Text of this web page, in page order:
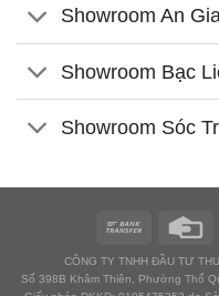
Showroom An
Showroom Bạc
Showroom Sóc
CÔNG TY TNHH ĐẦU TƯ
Số 398B Khâm Thiên, Phường Thổ